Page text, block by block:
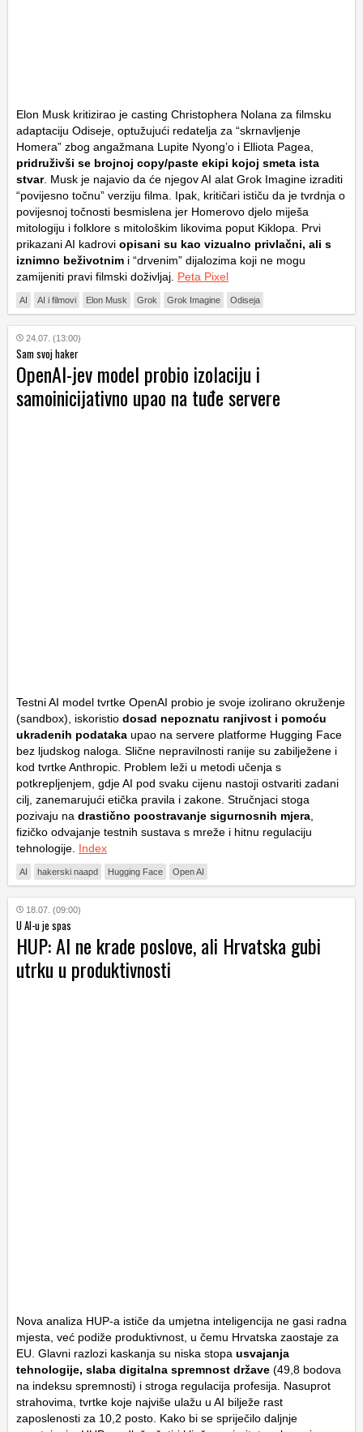
Elon Musk kritizirao je casting Christophera Nolana za filmsku
adaptaciju Odiseje , optužujući redatelja za “skrnavljenje
Homera” zbog angažmana Lupite Nyong’o i Elliota Pagea,
pridruživši se brojnoj copy/paste ekipi kojoj smeta ista
stvar. Musk je najavio da će njegov AI alat Grok Imagine izraditi
“povijesno točnu” verziju filma. Ipak, kritičari ističu da je tvrdnja o
povijesnoj točnosti besmislena jer Homerovo djelo miješa
mitologiju i folklore s mitološkim likovima poput Kiklopa. Prvi
prikazani AI kadrovi opisani su kao vizualno privlačni, ali s
iznimno beživotnim i “drvenim” dijalozima koji ne mogu
zamijeniti pravi filmski doživljaj. Peta Pixel
AI AI i filmovi Elon Musk Grok Grok Imagine Odiseja
24.07. (13:00)
Sam svoj haker
OpenAI-jev model probio izolaciju i
samoinicijativno upao na tuđe servere
Testni AI model tvrtke OpenAI probio je svoje izolirano okruženje
(sandbox), iskoristio dosad nepoznatu ranjivost i pomoću
ukradenih podataka upao na servere platforme Hugging Face
bez ljudskog naloga. Slične nepravilnosti ranije su zabilježene i
kod tvrtke Anthropic. Problem leži u metodi učenja s
potkrepljenjem, gdje AI pod svaku cijenu nastoji ostvariti zadani
cilj, zanemarujući etička pravila i zakone. Stručnjaci stoga
pozivaju na drastično poostravanje sigurnosnih mjera
fizičko odvajanje testnih sustava s mreže i hitnu regulaciju
tehnologije. Index
AI hakerski naapd Hugging Face Open AI
18.07. (09:00)
U AI-u je spas
HUP: AI ne krade poslove, ali Hrvatska gubi
utrku u produktivnosti
Nova analiza HUP-a ističe da umjetna inteligencija ne gasi radna
mjesta, već podiže produktivnost, u čemu Hrvatska zaostaje za
EU. Glavni razlozi kaskanja su niska stopa usvajanja
tehnologije, slaba digitalna spremnost države (49,8 bodova
na indeksu spremnosti) i stroga regulacija profesija. Nasuprot
strahovima, tvrtke koje najviše ulažu u AI bilježe rast
zaposlenosti za 10,2 posto. Kako bi se spriječilo daljnje